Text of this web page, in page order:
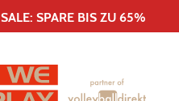
SPARE BIS ZU 65%